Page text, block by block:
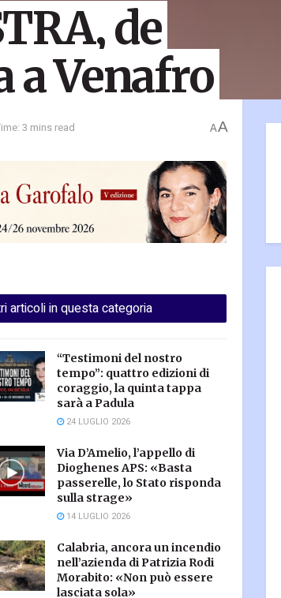
de
Venafro
3 mins read AA
articoli in questa categoria
“Testimoni del nostro
tempo”: quattro edizioni di
coraggio, la quinta tappa
sarà a Padula
24 LUGLIO 2026
Via D’Amelio, l’appello di
Dioghenes APS: «Basta
passerelle, lo Stato risponda
sulla strage»
14 LUGLIO 2026
Calabria, ancora un incendio
nell’azienda di Patrizia Rodi
Morabito: «Non può essere
lasciata sola»